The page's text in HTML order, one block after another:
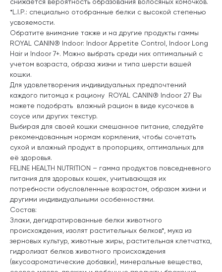
*L.I.P.: специально отобранные белки с высокой степенью
усвояемости.
Обратите внимание также и на другие продукты гаммы
ROYAL CANIN® Indoor: Indoor Appetite Control, Indoor Long
Hair и Indoor 7+. Можно выбрать среди них оптимальный с
учетом возраста, образа жизни и типа шерсти вашей
кошки.
Для удовлетворения индивидуальных предпочтений
каждого питомца к рациону ROYAL CANIN® Indoor 27 Вы
можете подобрать влажный рацион в виде кусочков в
соусе или других текстур.
Выбирая для своей кошки смешанное питание, следуйте
рекомендованным нормам кормления, чтобы сочетать
сухой и влажный продукт в пропорциях, оптимальных для
её здоровья.
FELINE HEALTH NUTRITION – гамма продуктов повседневного
питания для здоровых кошек, учитывающая их
потребности обусловленные возрастом, образом жизни и
другими индивидуальными особенностями.
Состав:
Злаки, дегидратированные белки животного
происхождения, изолят растительных белков*, мука из
зерновых культур, животные жиры, растительная клетчатка,
гидролизат белков животного происхождения
(вкусоароматические добавки), минеральные вещества,